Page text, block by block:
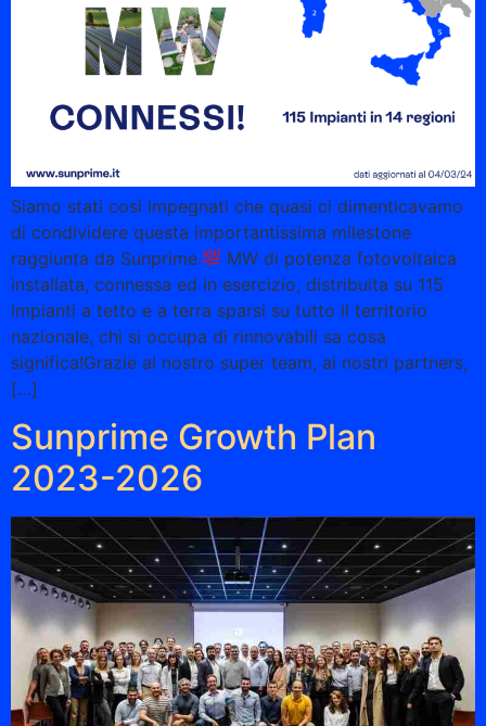
Siamo stati così impegnati che quasi ci dimenticavamo
di condividere questa importantissima milestone
raggiunta da Sunprime.
MW di potenza fotovoltaica
installata, connessa ed in esercizio, distribuita su 115
impianti a tetto e a terra sparsi su tutto il territorio
nazionale, chi si occupa di rinnovabili sa cosa
significa!Grazie al nostro super team, ai nostri partners,
[…]
Sunprime Growth Plan
2023-2026